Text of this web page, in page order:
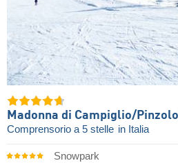
Madonna di Campiglio/​
Comprensorio a 5 stelle in Italia
Snowpark